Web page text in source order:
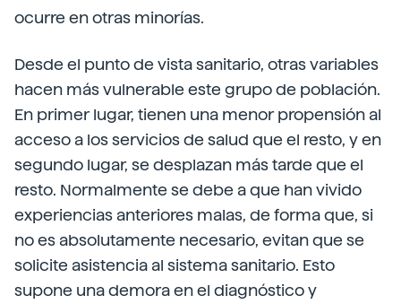
ocurre en otras minorías.
Desde el punto de vista sanitario, otras variables
hacen más vulnerable este grupo de población.
En primer lugar, tienen una menor propensión al
acceso a los servicios de salud que el resto, y en
segundo lugar, se desplazan más tarde que el
resto. Normalmente se debe a que han vivido
experiencias anteriores malas, de forma que, si
no es absolutamente necesario, evitan que se
solicite asistencia al sistema sanitario. Esto
supone una demora en el diagnóstico y